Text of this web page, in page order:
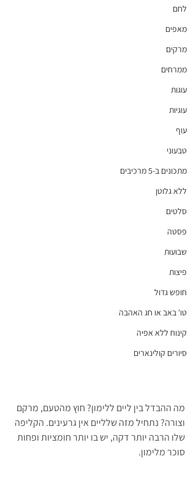
לחם
מאפים
מרקים
ממרחים
עוגות
עוגיות
עוף
טבעוני
מתכונים ב-5 מרכיבים
ללא גלוטן
סלטים
פסטה
שבועות
פיצות
חופש גדול
טו' באב או חג האהבה
קינוח ללא אפיה
סיורים קולינארים
מה ההבדל בין ליים ללימון? חוץ מהטעם, מרקם
וצורה? נתחיל מזה שלליים אין גרעינים. הקליפה
שלו הרבה יותר דקה, יש בו יותר חומציות ופחות
סוכר מלימון.